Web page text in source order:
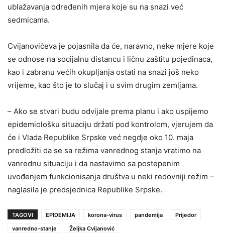
ublažavanja određenih mjera koje su na snazi već
sedmicama.
Cvijanovićeva je pojasnila da će, naravno, neke mjere koje
se odnose na socijalnu distancu i ličnu zaštitu pojedinaca,
kao i zabranu većih okupljanja ostati na snazi još neko
vrijeme, kao što je to slučaj i u svim drugim zemljama.
– Ako se stvari budu odvijale prema planu i ako uspijemo
epidemiološku situaciju držati pod kontrolom, vjerujem da
će i Vlada Republike Srpske već negdje oko 10. maja
predložiti da se sa režima vanrednog stanja vratimo na
vanrednu situaciju i da nastavimo sa postepenim
uvođenjem funkcionisanja društva u neki redovniji režim –
naglasila je predsjednica Republike Srpske.
TAGOVI EPIDEMIJA korona-virus pandemija
Prijedor
vanredno-stanje
Željka Cvijanović